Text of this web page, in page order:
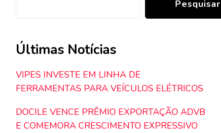
Pesquisar
Últimas Notícias
VIPES INVESTE EM LINHA DE
FERRAMENTAS PARA VEÍCULOS ELÉTRICOS
DOCILE VENCE PRÊMIO EXPORTAÇÃO ADVB
E COMEMORA CRESCIMENTO EXPRESSIVO